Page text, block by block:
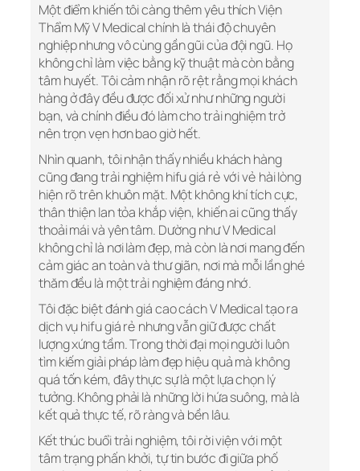
Một điểm khiến tôi càng thêm yêu thích Viện
Thẩm Mỹ V Medical chính là thái độ chuyên
nghiệp nhưng vô cùng gần gũi của đội ngũ. Họ
không chỉ làm việc bằng kỹ thuật mà còn bằng
tâm huyết. Tôi cảm nhận rõ rệt rằng mọi khách
hàng ở đây đều được đối xử như những người
bạn, và chính điều đó làm cho trải nghiệm trở
nên trọn vẹn hơn bao giờ hết.
Nhìn quanh, tôi nhận thấy nhiều khách hàng
cũng đang trải nghiệm hifu giá rẻ với vẻ hài lòng
hiện rõ trên khuôn mặt. Một không khí tích cực,
thân thiện lan tỏa khắp viện, khiến ai cũng thấy
thoải mái và yên tâm. Dường như V Medical
không chỉ là nơi làm đẹp, mà còn là nơi mang đến
cảm giác an toàn và thư giãn, nơi mà mỗi lần ghé
thăm đều là một trải nghiệm đáng nhớ.
Tôi đặc biệt đánh giá cao cách V Medical tạo ra
dịch vụ hifu giá rẻ nhưng vẫn giữ được chất
lượng xứng tầm. Trong thời đại mọi người luôn
tìm kiếm giải pháp làm đẹp hiệu quả mà không
quá tốn kém, đây thực sự là một lựa chọn lý
tưởng. Không phải là những lời hứa suông, mà là
kết quả thực tế, rõ ràng và bền lâu.
Kết thúc buổi trải nghiệm, tôi rời viện với một
tâm trạng phấn khởi, tự tin bước đi giữa phố